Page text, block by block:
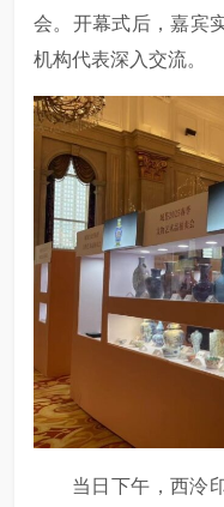
会。开幕式后，嘉宾
机构代表深入交流。
当日下午，西泠